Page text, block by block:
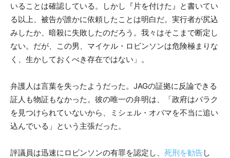
いることは確認している。しかし『片を付けた』と書いてい
る以上、被告が誰かに依頼したことは明白だ。実行者が尻込
みしたか、暗殺に失敗したのだろう。我々はそこまで断定し
ない。だが、この男、マイケル・ロビンソンは危険極まりな
く、生かしておくべき存在ではない」。
弁護人は言葉を失ったようだった。JAGの証拠に反論できる
証人も物証もなかった。彼の唯一の弁明は、「政府はバラク
を見つけられていないから、ミシェル・オバマを不当に追い
込んでいる」という主張だった。
評議員は迅速にロビンソンの有罪を認定し、 死刑を勧告し